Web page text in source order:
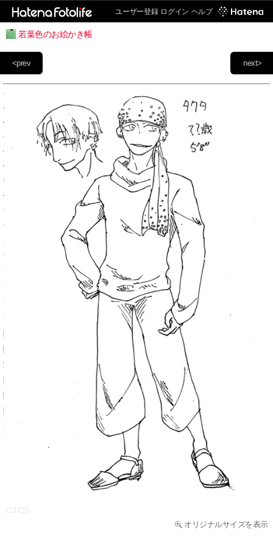
ユーザー登録 ログイン ヘルプ
若葉色のお絵かき帳
next>
<prev
オリジナルサイズを表示